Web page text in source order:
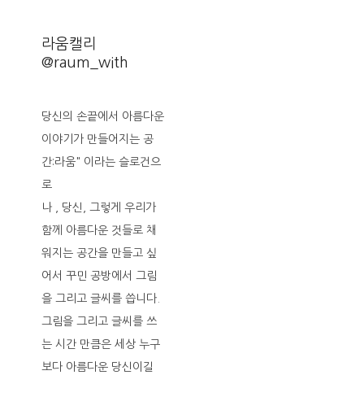
라움캘리
@raum_with
당신의 손끝에서 아름다운
이야기가 만들어지는 공
간:라움" 이라는 슬로건으
로
나 , 당신, 그렇게 우리가
함께 아름다운 것들로 채
워지는 공간을 만들고 싶
어서 꾸민 공방에서 그림
을 그리고 글씨를 씁니다.
그림을 그리고 글씨를 쓰
는 시간 만큼은 세상 누구
보다 아름다운 당신이길